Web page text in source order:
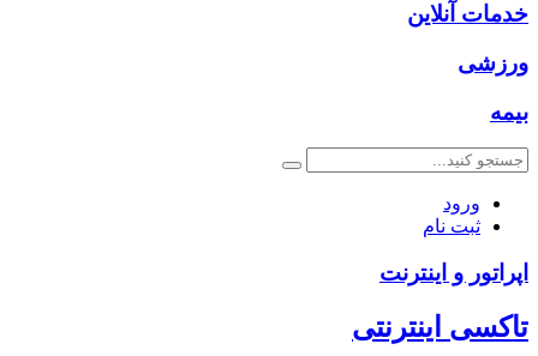
خدمات آنلاین
ورزشی
بیمه
ورود
ثبت نام
اپراتور و اینترنت
تاکسی اینترنتی